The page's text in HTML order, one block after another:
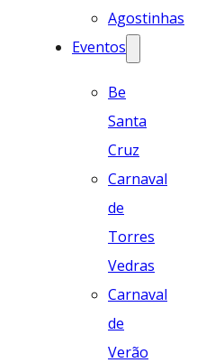
Agostinhas
Eventos
Be
Santa
Cruz
Carnaval
de
Torres
Vedras
Carnaval
de
Verão